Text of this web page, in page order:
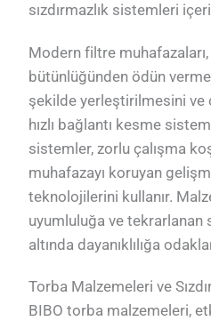
sızdırmazlık sistemleri
Modern filtre
bütünlüğünden ödün
şekilde yerleştirilmesini ve
hızlı bağlantı kesme
sistemler, zorlu çalışma
muhafazayı koruyan
teknolojilerini kullanır.
uyumluluğa ve
altında dayanıklılığa
Torba Malzemeleri ve
BIBO torba malzemeleri,